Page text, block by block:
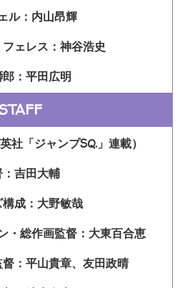
ル：内山昂輝
ェレス：神谷浩史
：平田広明
STAFF
社「ジャンプSQ.」連載）
：吉田大輔
成：大野敏哉
・総作画監督：大東百合恵
：平山貴章、友田政晴